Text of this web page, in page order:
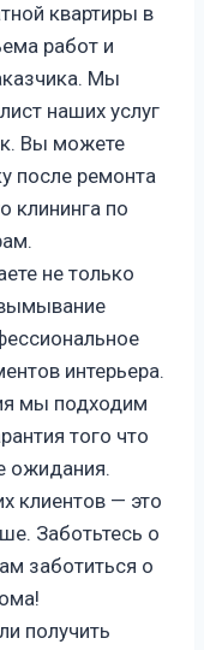
квартиры в
работ и
Мы
наших услуг
Вы можете
после ремонта
клининга по
не только
интерьера.
мы подходим
того что
ожидания.
клиентов — это
Заботьтесь о
заботиться о
получить